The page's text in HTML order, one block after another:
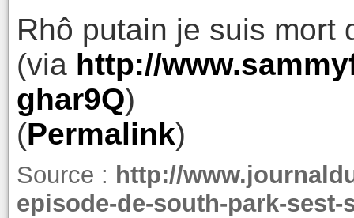
Rhô putain je suis
(via http://
ghar9Q)
(Permalink)
Source : http://
episode-de-south-park-